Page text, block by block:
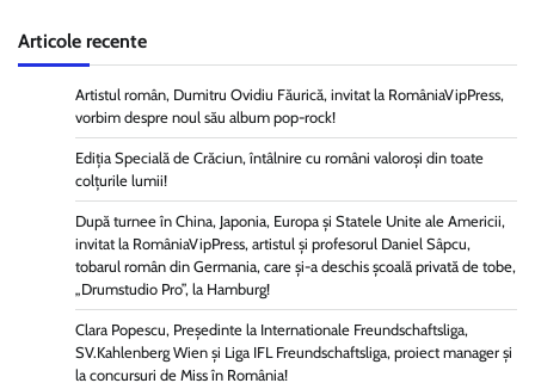
Articole recente
Artistul român, Dumitru Ovidiu Făurică, invitat la RomâniaVipPress,
vorbim despre noul său album pop-rock!
Ediția Specială de Crăciun, întâlnire cu români valoroși din toate
colțurile lumii!
După turnee în China, Japonia, Europa și Statele Unite ale Americii,
invitat la RomâniaVipPress, artistul și profesorul Daniel Sâpcu,
tobarul român din Germania, care și-a deschis școală privată de tobe,
„Drumstudio Pro”, la Hamburg!
Clara Popescu, Președinte la Internationale Freundschaftsliga,
SV.Kahlenberg Wien şi Liga IFL Freundschaftsliga, proiect manager și
la concursuri de Miss în România!